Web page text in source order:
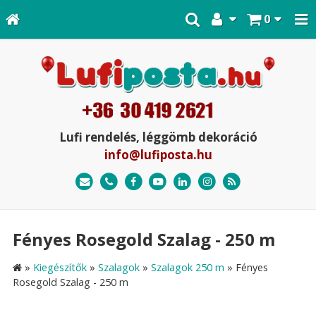
0
Lufi rendelés, léggömb dekoráció
info@lufiposta.hu
Fényes Rosegold Szalag - 250 m
» Kiegészítők » Szalagok » Szalagok 250 m » Fényes
Rosegold Szalag - 250 m